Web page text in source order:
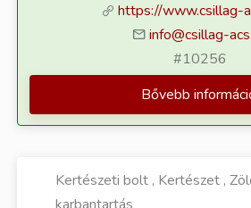
https://www.csillag-
info@csillag-
#10256
Bővebb
Kertészeti bolt , Kertészet ,